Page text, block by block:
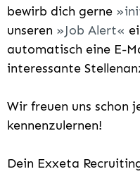
bewirb dich gerne
unseren
Job Alert
automatisch eine E-
interessante
Wir freuen uns schon
kennenzulernen!
Dein Exxeta